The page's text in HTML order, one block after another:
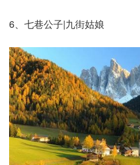
6、七巷公子|九街姑娘